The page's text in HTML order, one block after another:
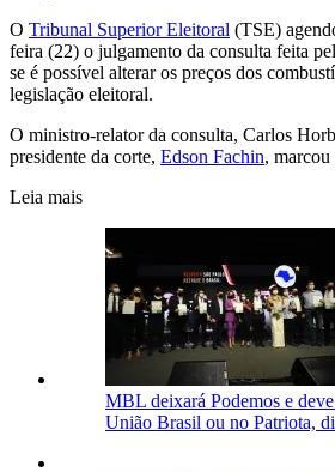
O Tribunal Superior Eleitoral (TSE)
feira (22) o julgamento da consulta feita
se é possível alterar os preços dos
legislação eleitoral.
O ministro-relator da consulta, Carlos
presidente da corte, Edson Fachin,
Leia mais
MBL deixará Podemos e
União Brasil ou no Patriota,